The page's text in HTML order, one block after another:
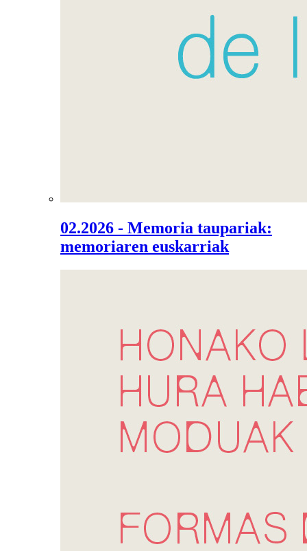
02.2026 - Memoria taupariak:
memoriaren euskarriak